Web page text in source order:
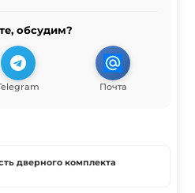
обсудим?
Почта
дверного комплекта